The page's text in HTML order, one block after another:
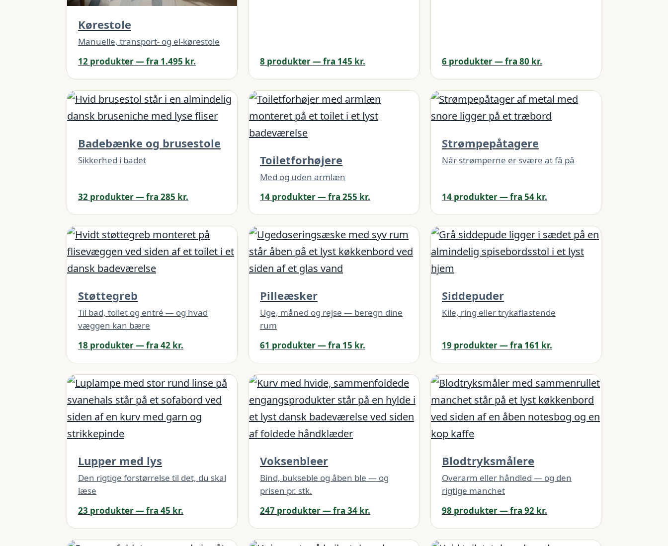
Kørestole
Manuelle, transport- og el-kørestole
12 produkter — fra 1.495 kr.
8 produkter — fra 145 kr. 6 produkter — fra 80 kr.
Badebænke og brusestole
Sikkerhed i badet
32 produkter — fra 285 kr.
Toiletforhøjere
Med og uden armlæn
14 produkter — fra 255 kr.
Strømpepåtagere
Når strømperne er svære at få på
14 produkter — fra 54 kr.
Støttegreb
Til bad, toilet og entré — og hvad
væggen kan bære
18 produkter — fra 42 kr.
Pilleæsker
Uge, måned og rejse — beregn dine
rum
61 produkter — fra 15 kr.
Siddepuder
Kile, ring eller trykaflastende
19 produkter — fra 161 kr.
Lupper med lys
Den rigtige forstørrelse til det, du skal
læse
23 produkter — fra 45 kr.
Voksenbleer
Bind, bukseble og åben ble — og
prisen pr. stk.
247 produkter — fra 34 kr.
Blodtryksmålere
Overarm eller håndled — og den
rigtige manchet
98 produkter — fra 92 kr.